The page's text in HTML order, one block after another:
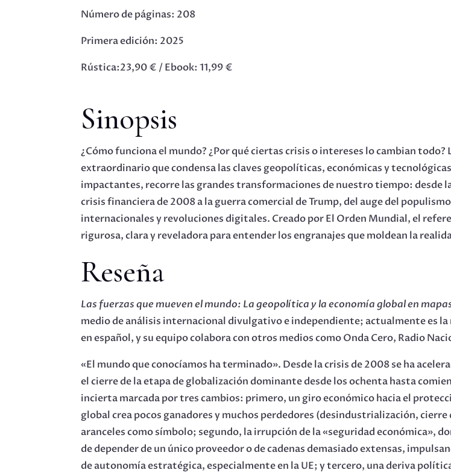
Número de páginas: 208
Primera edición: 2025
Rústica:23,90 € / Ebook: 11,99 €
Sinopsis
¿Cómo funciona el mundo? ¿Por qué ciertas crisis o intereses lo cambian
extraordinario que condensa las claves geopolíticas, económicas y
impactantes, recorre las grandes transformaciones de nuestro tiempo: desde
crisis financiera de 2008 a la guerra comercial de Trump, del auge del
internacionales y revoluciones digitales. Creado por El Orden Mundial, el
rigurosa, clara y reveladora para entender los engranajes que moldean la
Reseña
Las fuerzas que mueven el mundo: La geopolítica y la economía globalen
medio de análisis internacional divulgativo e independiente; actualmente es
en español, y su equipo colabora con otros medios como Onda Cero, Radio
«El mundo que conocíamos ha terminado». Desde la crisis de 2008 se ha
el cierre de la etapa de globalización dominante desde los ochenta hasta
incierta marcada por tres cambios: primero, un giro económico hacia el
global crea pocos ganadores y muchos perdedores (desindustrialización,
aranceles como símbolo; segundo, la irrupción de la «seguridad económica»,
de depender de un único proveedor o de cadenas demasiado extensas,
de autonomía estratégica, especialmente en la UE; y tercero, una deriva